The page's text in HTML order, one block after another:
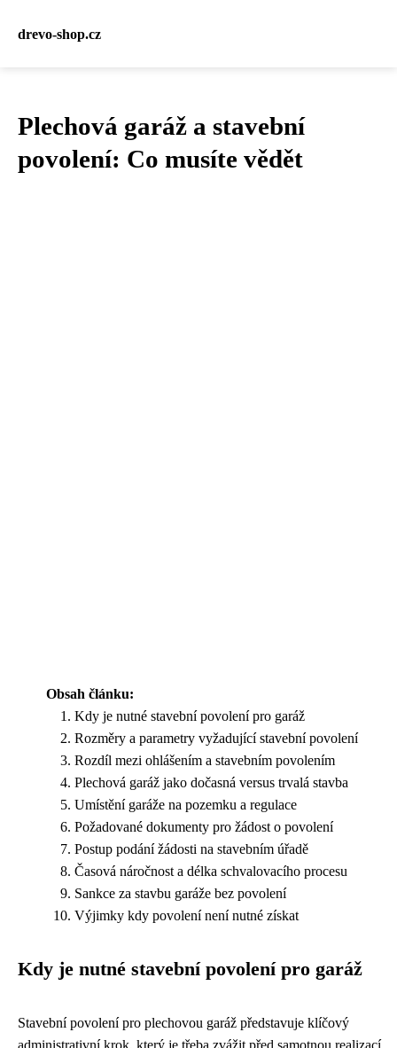
drevo-shop.cz
Plechová garáž a stavební
povolení: Co musíte vědět
Obsah článku:
Kdy je nutné stavební povolení pro garáž
Rozměry a parametry vyžadující stavební povolení
Rozdíl mezi ohlášením a stavebním povolením
Plechová garáž jako dočasná versus trvalá stavba
Umístění garáže na pozemku a regulace
Požadované dokumenty pro žádost o povolení
Postup podání žádosti na stavebním úřadě
Časová náročnost a délka schvalovacího procesu
Sankce za stavbu garáže bez povolení
Výjimky kdy povolení není nutné získat
Kdy je nutné stavební povolení pro garáž
Stavební povolení pro plechovou garáž představuje klíčový
administrativní krok, který je třeba zvážit před samotnou realizací